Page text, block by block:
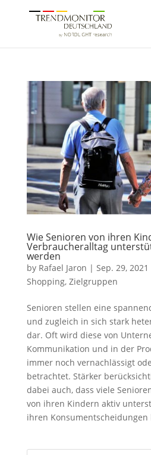
Wie Senioren von ihren
Verbraucheralltag
werden
by Rafael Jaron | Sep. 29, 2021
Shopping, Zielgruppen
Senioren stellen eine
und zugleich in sich stark
dar. Oft wird diese von
Kommunikation und in der
immer noch vernachlässigt
betrachtet. Stärker
dabei auch, dass viele
von ihren Kindern aktiv
ihren